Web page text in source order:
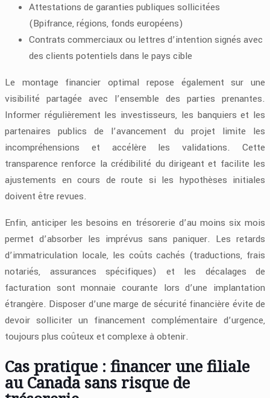
Attestations de garanties publiques sollicitées
(Bpifrance, régions, fonds européens)
Contrats commerciaux ou lettres d’intention signés avec
des clients potentiels dans le pays cible
Le montage financier optimal repose également sur une
visibilité partagée avec l’ensemble des parties prenantes.
Informer régulièrement les investisseurs, les banquiers et les
partenaires publics de l’avancement du projet limite les
incompréhensions et accélère les validations. Cette
transparence renforce la crédibilité du dirigeant et facilite les
ajustements en cours de route si les hypothèses initiales
doivent être revues.
Enfin, anticiper les besoins en trésorerie d’au moins six mois
permet d’absorber les imprévus sans paniquer. Les retards
d’immatriculation locale, les coûts cachés (traductions, frais
notariés, assurances spécifiques) et les décalages de
facturation sont monnaie courante lors d’une implantation
étrangère. Disposer d’une marge de sécurité financière évite de
devoir solliciter un financement complémentaire d’urgence,
toujours plus coûteux et complexe à obtenir.
Cas pratique : financer une filiale
au Canada sans risque de